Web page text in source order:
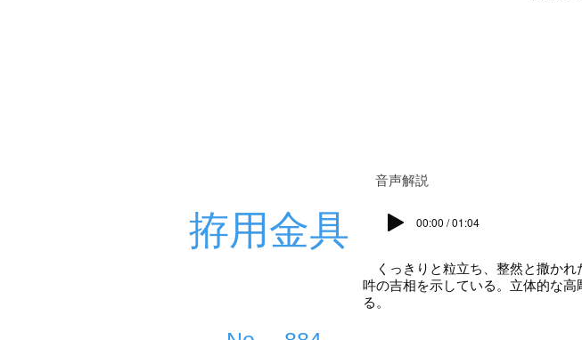
​音声解説
拵用金具 00:00 / 01:04
くっきりと粒立ち、整然と撒かれ
吽の吉相を示している。立体的な
る。